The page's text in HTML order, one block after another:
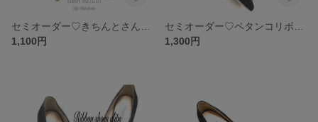
1,100円
1,300円